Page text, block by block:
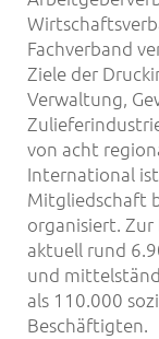
Fachverband
Ziele der
Verwaltung,
von acht
International
Mitgliedschaft
organisiert.
aktuell rund
und
als 110.000
Beschäftigten.